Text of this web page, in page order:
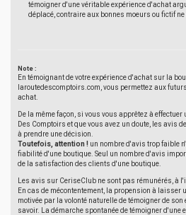
témoigner d'une véritable expérience d'achat
déplacé, contraire aux bonnes moeurs ou fictif
Note :
En témoignant de votre expérience d'achat sur la
laroutedescomptoirs.com, vous permettez aux
achat.
De la même façon, si vous vous apprêtez à
Des Comptoirs et que vous avez un doute, les avis
à prendre une décision.
Toutefois, attention ! un nombre d'avis trop faible
fiabilité d'une boutique. Seul un nombre d'avis
de la satisfaction des clients d'une boutique.
Les avis sur CeriseClub ne sont pas rémunérés, à
En cas de mécontentement, la propension à laisser
motivée par la volonté naturelle de témoigner de son
savoir. La démarche spontanée de témoigner